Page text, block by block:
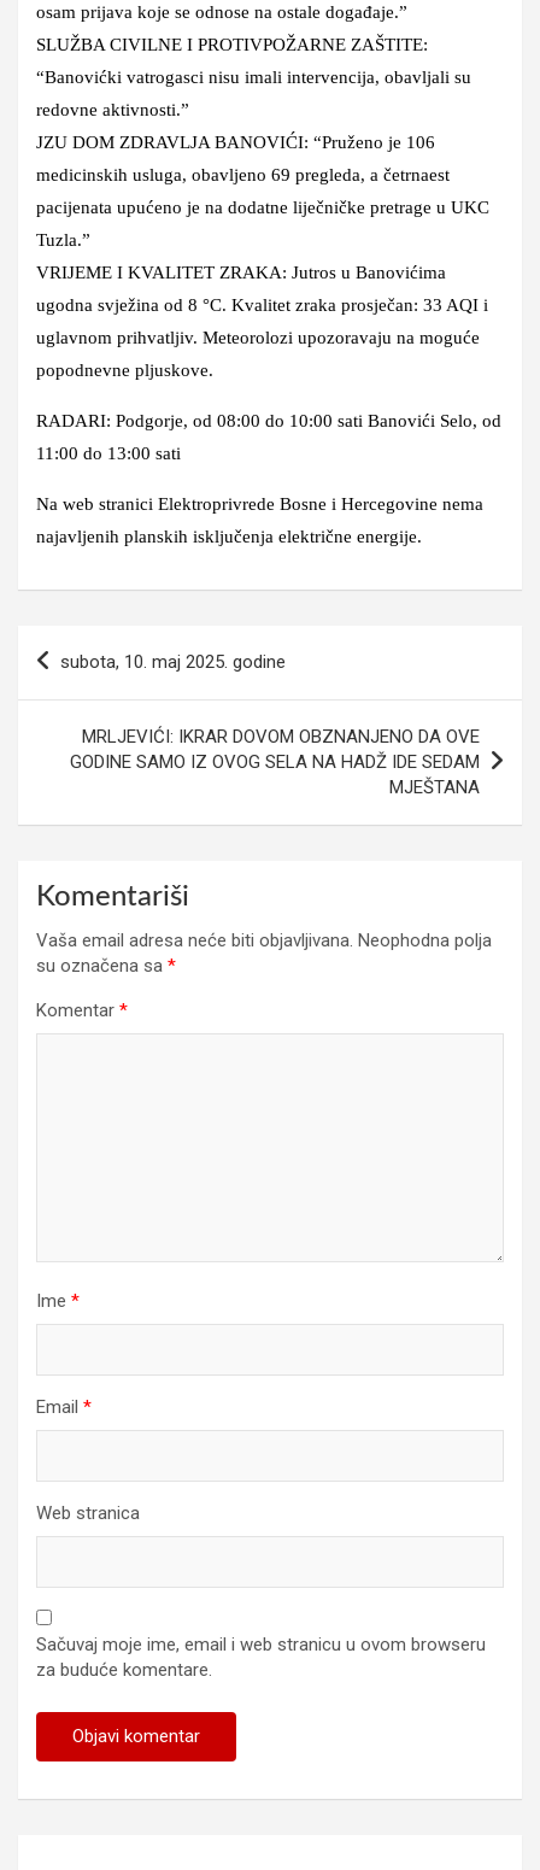
osam prijava koje se odnose na ostale događaje.”
SLUŽBA CIVILNE I PROTIVPOŽARNE ZAŠTITE:
“Banovićki vatrogasci nisu imali intervencija, obavljali su
redovne aktivnosti.”
JZU DOM ZDRAVLJA BANOVIĆI: “Pruženo je 106
medicinskih usluga, obavljeno 69 pregleda, a četrnaest
pacijenata upućeno je na dodatne liječničke pretrage u UKC
Tuzla.”
VRIJEME I KVALITET ZRAKA: Jutros u Banovićima
ugodna svježina od 8 °C. Kvalitet zraka prosječan: 33 AQI i
uglavnom prihvatljiv. Meteorolozi upozoravaju na moguće
popodnevne pljuskove.
RADARI: Podgorje, od 08:00 do 10:00 sati Banovići Selo, od
11:00 do 13:00 sati
Na web stranici Elektroprivrede Bosne i Hercegovine nema
najavljenih planskih isključenja električne energije.
subota, 10. maj 2025. godine
MRLJEVIĆI: IKRAR DOVOM OBZNANJENO DA OVE
GODINE SAMO IZ OVOG SELA NA HADŽ IDE SEDAM
MJEŠTANA
Komentariši
Vaša email adresa neće biti objavljivana. Neophodna polja
su označena sa *
Komentar *
Ime *
Email *
Web stranica
Sačuvaj moje ime, email i web stranicu u ovom browseru
za buduće komentare.